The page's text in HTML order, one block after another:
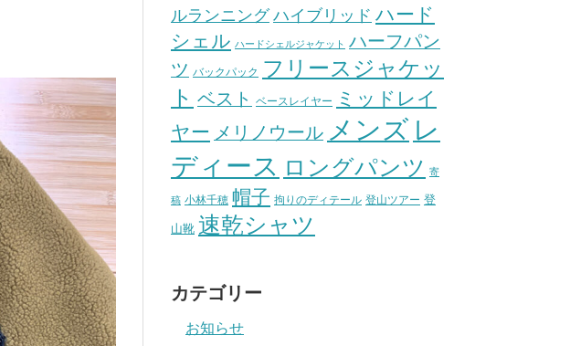
ルランニング ハイブリッド ハード
シェル ハードシェルジャケット ハーフパン
ツ バックパック
フリースジャケッ
ト ベスト ベースレイヤー
ミッドレイ
ヤー メリノウール メンズ レ
ディース ロングパンツ 寄
稿 小林千穂 帽子 拘りのディテール 登山ツアー 登
山靴 速乾シャツ
カテゴリー
お知らせ